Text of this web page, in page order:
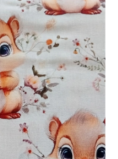
through
13.25€